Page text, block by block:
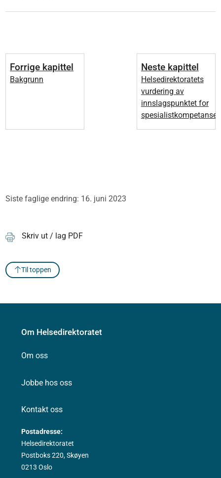
Forrige kapittel
Bakgrunn
Neste kapittel
Helsedirektoratets
vurdering av
innslagspunktet for
spesialistkompetanse
Siste faglige endring: 16. juni 2023
Skriv ut / lag PDF
Til toppen
Om Helsedirektoratet
Om oss
Jobbe hos oss
Kontakt oss
Postadresse:
Helsedirektoratet
Postboks 220, Skøyen
0213 Oslo